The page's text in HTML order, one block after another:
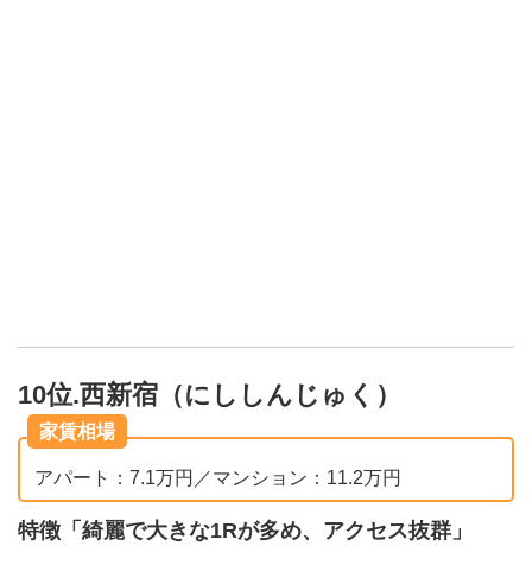
10位.西新宿（にししんじゅく）
家賃相場
アパート：7.1万円／マンション：11.2万円
特徴「綺麗で大きな1Rが多め、アクセス抜群」